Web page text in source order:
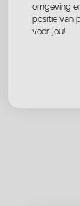
omgeving
positie van
voor jou!